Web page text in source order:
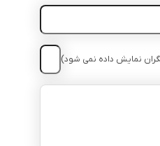
نمایش داده نمی شود)